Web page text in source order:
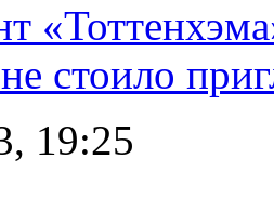
стоило
19:25